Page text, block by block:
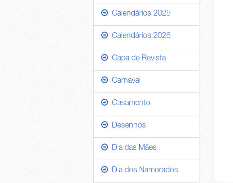
Calendários 2025
Calendários 2026
Capa de Revista
Carnaval
Casamento
Desenhos
Dia das Mães
Dia dos Namorados